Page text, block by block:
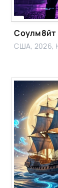
Соулм8йт
США, 2026,